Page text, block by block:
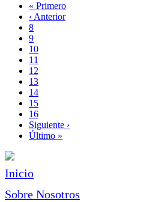
Paginación
Primera
página
« Primero
Página
anterior
‹ Anterior
Page
8
Page
9
Page
10
Page
11
Página
actual
12
Page
13
Page
14
Page
15
Page
16
Siguiente
página
Siguiente ›
Última
Último »
Inicio
Sobre Nosotros